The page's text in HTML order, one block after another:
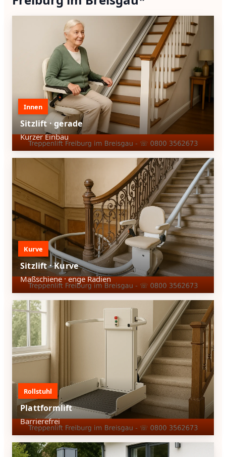
Innen
Sitzlift · gerade
Kurzer Einbau
Kurve
Sitzlift · Kurve
Maßschiene · enge Radien
Rollstuhl
Plattformlift
Barrierefrei